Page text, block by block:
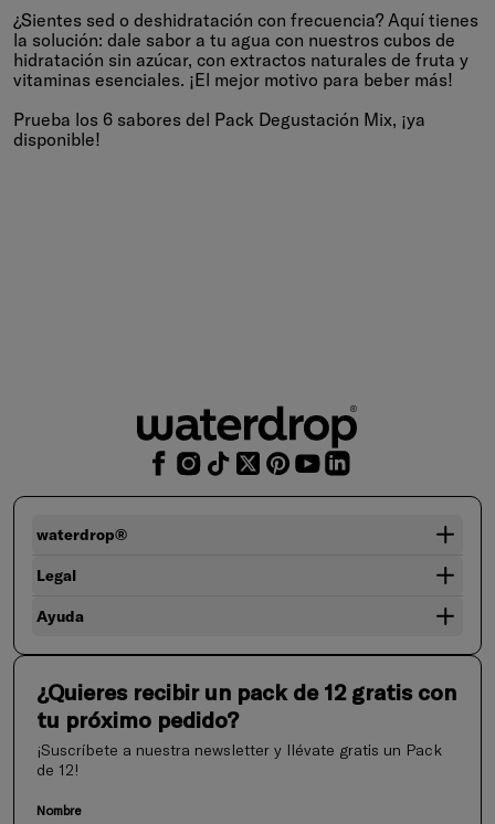
¡Hidrátate todo el día, todos los días!
¿Sientes sed o deshidratación con frecuencia? Aquí tienes
la solución: dale sabor a tu agua con nuestros cubos de
hidratación sin azúcar, con extractos naturales de fruta y
vitaminas esenciales. ¡El mejor motivo para beber más!
Prueba los 6 sabores del Pack Degustación Mix, ¡ya
disponible!
waterdrop®
Legal
Ayuda
¿Quieres recibir un pack de 12 gratis con
tu próximo pedido?
¡Suscríbete a nuestra newsletter y llévate gratis un Pack
de 12!
Nombre